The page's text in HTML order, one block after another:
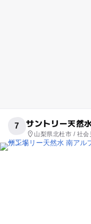
7 サントリー天然
山梨県北杜市 / 社